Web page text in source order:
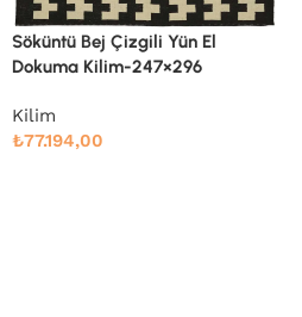
Söküntü Bej Modern Dizayn Yün
Kilim